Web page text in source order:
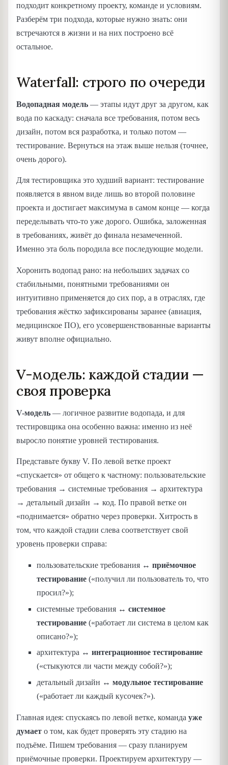
подходит конкретному проекту, команде и условиям.
Разберём три подхода, которые нужно знать: они
встречаются в жизни и на них построено всё
остальное.
Waterfall: строго по очереди
Водопадная модель — этапы идут друг за другом, как
вода по каскаду: сначала все требования, потом весь
дизайн, потом вся разработка, и только потом —
тестирование. Вернуться на этаж выше нельзя (точнее,
очень дорого).
Для тестировщика это худший вариант: тестирование
появляется в явном виде лишь во второй половине
проекта и достигает максимума в самом конце — когда
переделывать что-то уже дорого. Ошибка, заложенная
в требованиях, живёт до финала незамеченной.
Именно эта боль породила все последующие модели.
Хоронить водопад рано: на небольших задачах со
стабильными, понятными требованиями он
интуитивно применяется до сих пор, а в отраслях, где
требования жёстко зафиксированы заранее (авиация,
медицинское ПО), его усовершенствованные варианты
живут вполне официально.
V-модель: каждой стадии —
своя проверка
V-модель — логичное развитие водопада, и для
тестировщика она особенно важна: именно из неё
выросло понятие уровней тестирования.
Представьте букву V. По левой ветке проект
«спускается» от общего к частному: пользовательские
требования → системные требования → архитектура
→ детальный дизайн → код. По правой ветке он
«поднимается» обратно через проверки. Хитрость в
том, что каждой стадии слева соответствует свой
уровень проверки справа:
пользовательские требования ↔ приёмочное
тестирование («получил ли пользователь то, что
просил?»);
системные требования ↔ системное
тестирование («работает ли система в целом как
описано?»);
архитектура ↔ интеграционное тестирование
(«стыкуются ли части между собой?»);
детальный дизайн ↔ модульное тестирование
(«работает ли каждый кусочек?»).
Главная идея: спускаясь по левой ветке, команда уже
думает о том, как будет проверять эту стадию на
подъёме. Пишем требования — сразу планируем
приёмочные проверки. Проектируем архитектуру —